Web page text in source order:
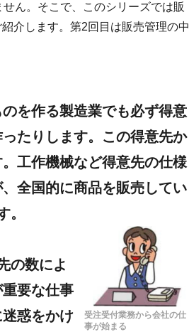
ん。そこで、このシリーズでは販
介します。第2回目は販売管理の中
を作る製造業でも必ず得意
たりします。この得意先か
工作機械など得意先の仕様
全国的に商品を販売してい
。
受注受付業務から会社の仕
事が始まる
の数によ
要な仕事
惑をかけ